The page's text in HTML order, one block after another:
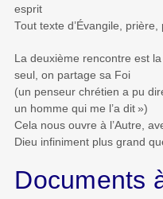
esprit
Tout texte d’Évangile,
La deuxième rencontre est
seul, on partage sa Foi
(un penseur chrétien a pu
un homme qui me l’a dit »)
Cela nous ouvre à l’Autre,
Dieu infiniment plus grand
Documents